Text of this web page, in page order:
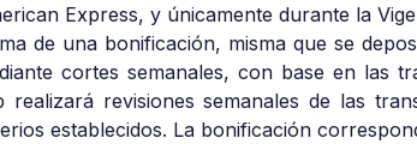
Express, y únicamente durante la
de una bonificación, misma que se
cortes semanales, con base en las
realizará revisiones semanales de las
establecidos. La bonificación